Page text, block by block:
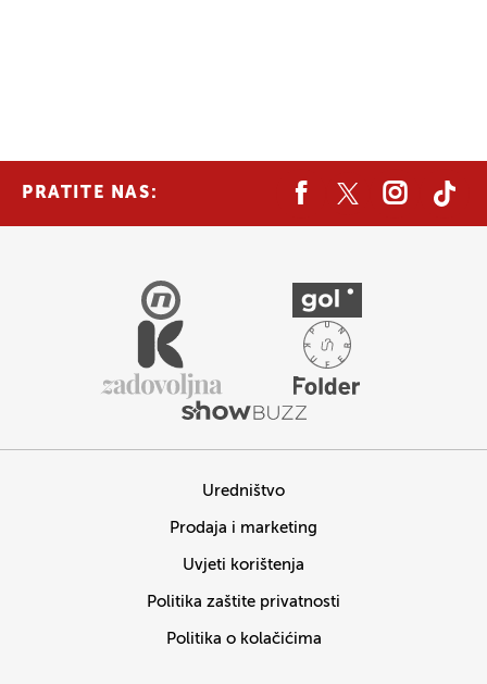
PRATITE NAS:
Uredništvo
Prodaja i marketing
Uvjeti korištenja
Politika zaštite privatnosti
Politika o kolačićima